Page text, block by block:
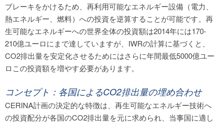
ブレーキをかけるため、再利用可能なエネルギー設備（電力、
熱エネルギー、燃料）への投資を逆算することが可能です。再
生可能なエネルギーへの世界全体の投資額は2014年には170-
210億ユーロにまで達していますが、IWRの計算に基づくと、
CO2排出量を安定化させるためにはさらに年間最低5000億ユー
ロこの投資額を増やす必要があります。
コンセプト：各国によるCO2排出量の埋め合わせ
CERINA計画の決定的な特徴は、再生可能なエネルギー技術へ
の投資配分が各国のCO2排出量を元に求められ、当事国に適し